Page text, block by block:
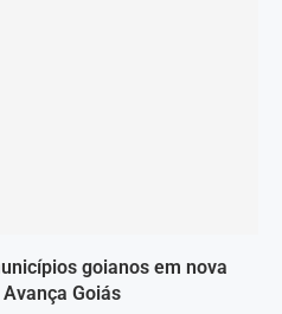
goianos em nova
Goiás